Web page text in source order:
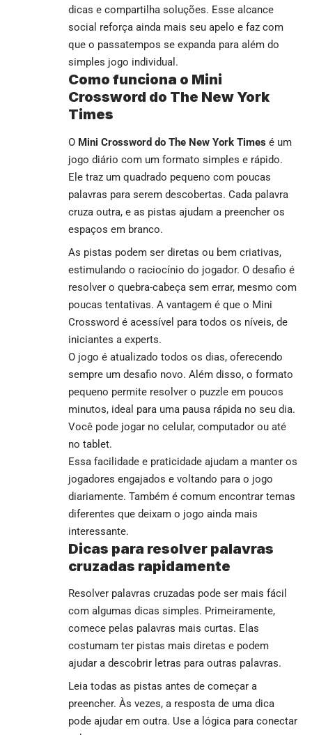
dicas e compartilha soluções. Esse alcance
social reforça ainda mais seu apelo e faz com
que o passatempos se expanda para além do
simples jogo individual.
Como funciona o Mini
Crossword do The New York
Times
O Mini Crossword do The New York Times é um
jogo diário com um formato simples e rápido.
Ele traz um quadrado pequeno com poucas
palavras para serem descobertas. Cada palavra
cruza outra, e as pistas ajudam a preencher os
espaços em branco.
As pistas podem ser diretas ou bem criativas,
estimulando o raciocínio do jogador. O desafio é
resolver o quebra-cabeça sem errar, mesmo com
poucas tentativas. A vantagem é que o Mini
Crossword é acessível para todos os níveis, de
iniciantes a experts.
O jogo é atualizado todos os dias, oferecendo
sempre um desafio novo. Além disso, o formato
pequeno permite resolver o puzzle em poucos
minutos, ideal para uma pausa rápida no seu dia.
Você pode jogar no celular, computador ou até
no tablet.
Essa facilidade e praticidade ajudam a manter os
jogadores engajados e voltando para o jogo
diariamente. Também é comum encontrar temas
diferentes que deixam o jogo ainda mais
interessante.
Dicas para resolver palavras
cruzadas rapidamente
Resolver palavras cruzadas pode ser mais fácil
com algumas dicas simples. Primeiramente,
comece pelas palavras mais curtas. Elas
costumam ter pistas mais diretas e podem
ajudar a descobrir letras para outras palavras.
Leia todas as pistas antes de começar a
preencher. Às vezes, a resposta de uma dica
pode ajudar em outra. Use a lógica para conectar